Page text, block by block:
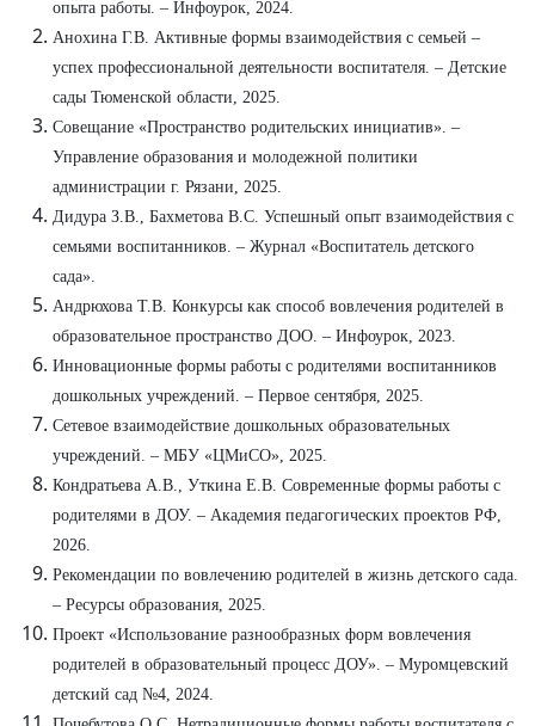
опыта работы. – Инфоурок, 2024.
Анохина Г.В. Активные формы взаимодействия с семьей –
успех профессиональной деятельности воспитателя. – Детские
сады Тюменской области, 2025.
Совещание «Пространство родительских инициатив». –
Управление образования и молодежной политики
администрации г. Рязани, 2025.
Дидура З.В., Бахметова В.С. Успешный опыт взаимодействия с
семьями воспитанников. – Журнал «Воспитатель детского
сада».
Андрюхова Т.В. Конкурсы как способ вовлечения родителей в
образовательное пространство ДОО. – Инфоурок, 2023.
Инновационные формы работы с родителями воспитанников
дошкольных учреждений. – Первое сентября, 2025.
Сетевое взаимодействие дошкольных образовательных
учреждений. – МБУ «ЦМиСО», 2025.
Кондратьева А.В., Уткина Е.В. Современные формы работы с
родителями в ДОУ. – Академия педагогических проектов РФ,
2026.
Рекомендации по вовлечению родителей в жизнь детского сада.
– Ресурсы образования, 2025.
Проект «Использование разнообразных форм вовлечения
родителей в образовательный процесс ДОУ». – Муромцевский
детский сад №4, 2024.